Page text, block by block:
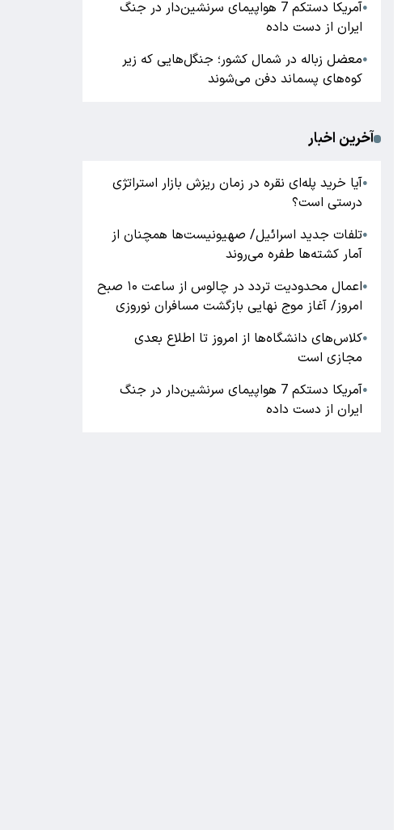
●
آمریکا دستکم 7 هواپیمای سرنشین‌دار در جنگ
ایران از دست داده
●معضل زباله در شمال کشور؛ جنگل‌هایی که زیر
کوه‌های پسماند دفن می‌شوند
آخرین اخبار
●آیا خرید پله‌ای نقره در زمان ریزش بازار استراتژی
درستی است؟
●تلفات جدید اسرائیل/ صهیونیست‌ها همچنان از
آمار کشته‌ها طفره می‌روند
●
اعمال محدودیت تردد در چالوس از ساعت ۱۰ صبح
امروز/ آغاز موج نهایی بازگشت مسافران نوروزی
●کلاس‌های دانشگاه‌ها از امروز تا اطلاع بعدی
مجازی است
●
آمریکا دستکم 7 هواپیمای سرنشین‌دار در جنگ
ایران از دست داده